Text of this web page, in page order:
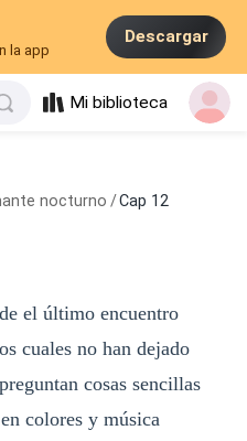
la app
Descargar
Mi biblioteca
nocturno /Cap 12
el último encuentro
cuales no han dejado
cosas sencillas
colores y música